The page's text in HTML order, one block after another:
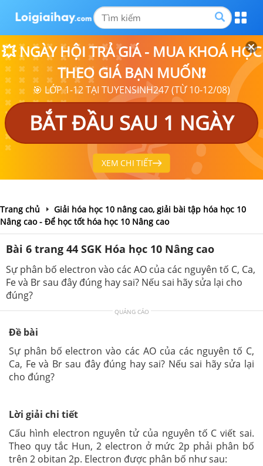
💥 NGÀY HỘI TRẢ GIÁ - MUA KHOÁ HỌC
THEO GIÁ BẠN MUỐN❗
🎯 LỚP 1-12 TẠI TUYENSINH247 (TỪ 10-12/08)
BẮT ĐẦU SAU 1 NGÀY
XEM CHI TIẾT
Trang chủ
Giải hóa học 10 nâng cao, giải bài tập hóa học 10
Nâng cao - Để học tốt hóa học 10 Nâng cao
Bài 6 trang 44 SGK Hóa học 10 Nâng cao
Sự phân bố electron vào các AO của các nguyên tố C, Ca,
Fe và Br sau đây đúng hay sai? Nếu sai hãy sửa lại cho
đúng?
QUẢNG CÁO
Đề bài
Sự phân bố electron vào các AO của các nguyên tố C,
Ca, Fe và Br sau đây đúng hay sai? Nếu sai hãy sửa lại
cho đúng?
Lời giải chi tiết
Cấu hình electron nguyên tử của nguyên tố C viết sai.
Theo quy tắc Hun, 2 electron ở mức 2p phải phân bố
trên 2 obitan 2p. Electron được phân bố như sau: